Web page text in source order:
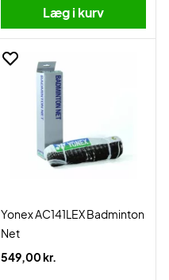
Læg i kurv
Yonex AC141LEX Badminton
Net
549,00 kr.